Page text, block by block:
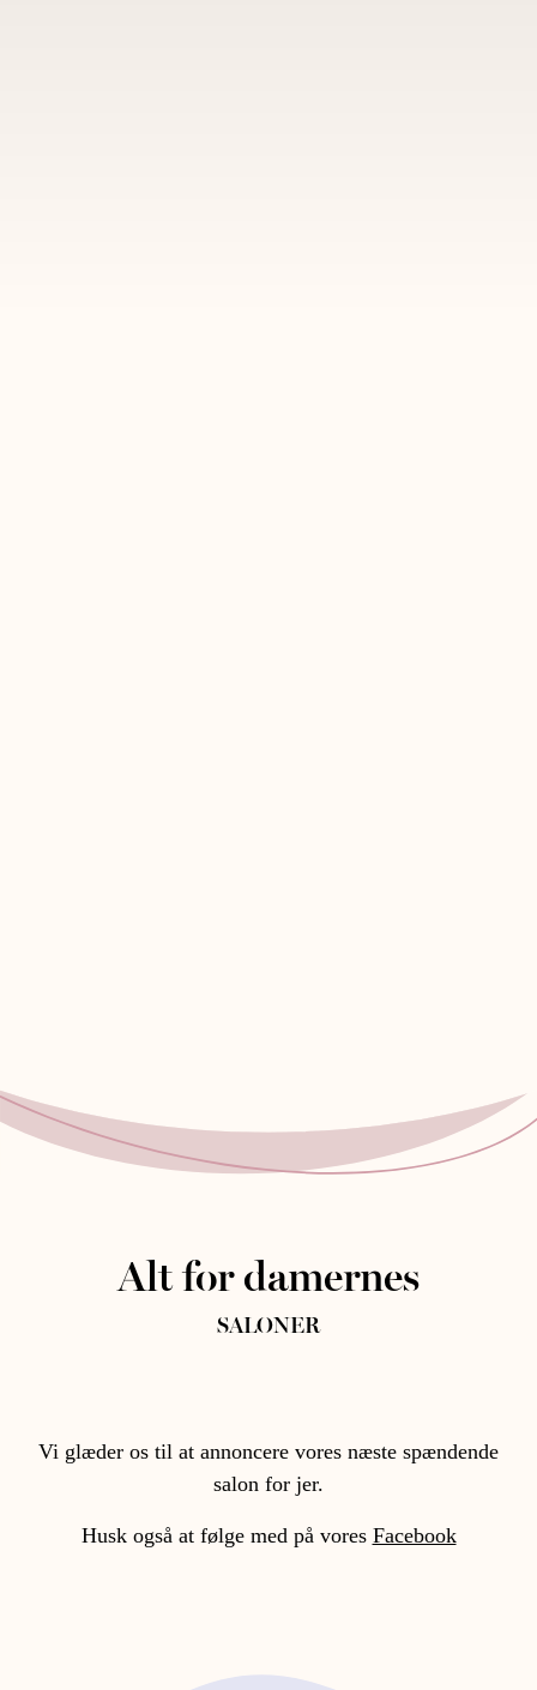
Alt for damernes
SALONER
Vi glæder os til at annoncere vores næste spændende
salon for jer.
Husk også at følge med på vores Facebook